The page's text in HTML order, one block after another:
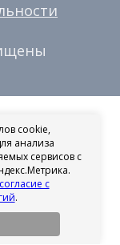
cookie,
анализа
сервисов с
согласие с
.